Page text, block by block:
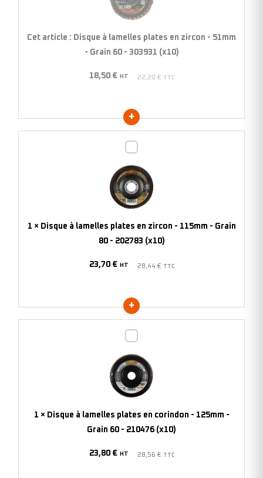
plates
en
-
Cet article : Disque à lamelles plates en zircon - 51mm
- Grain 60 - 303931 (x10)
18,50 € HT 22,20 € TTC
lamelles
plates
en
-
1 × Disque à lamelles plates en zircon - 115mm - Grain
80 - 202783 (x10)
23,70 € HT 28,44 € TTC
lamelles
plates
en
-
1 × Disque à lamelles plates en corindon - 125mm -
Grain 60 - 210476 (x10)
23,80 € HT 28,56 € TTC